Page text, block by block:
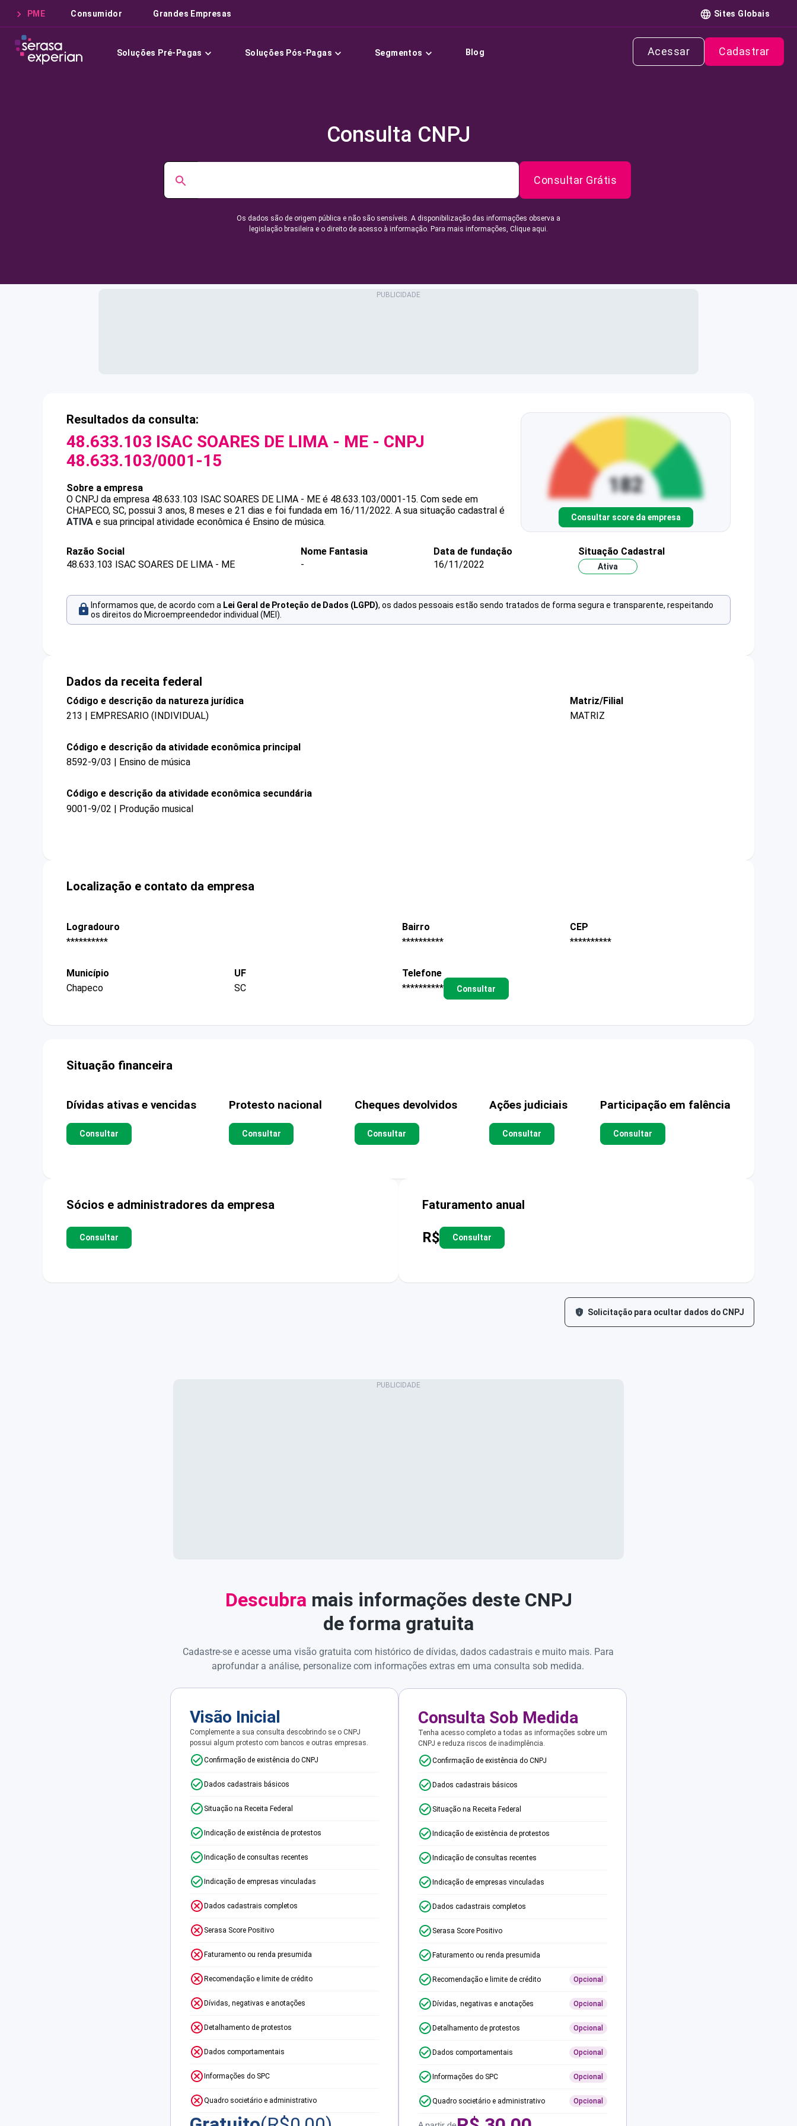
PME Consumidor Grandes Empresas Sites Globais
Soluções Pré-Pagas Soluções Pós-Pagas Segmentos Blog Acessar Cadastrar
Consulta CNPJ
Consultar Grátis
Os dados são de origem pública e não são sensíveis. A disponibilização das informações observa a
legislação brasileira e o direito de acesso à informação. Para mais informações, Clique aqui.
Resultados da consulta:
48.633.103 ISAC SOARES DE LIMA - ME - CNPJ
48.633.103/0001-15
Sobre a empresa
O CNPJ da empresa 48.633.103 ISAC SOARES DE LIMA - ME é 48.633.103/0001-15. Com sede em
CHAPECO, SC, possui 3 anos, 8 meses e 21 dias e foi fundada em 16/11/2022. A sua situação cadastral é
ATIVA e sua principal atividade econômica é Ensino de música. Consultar score da empresa
Razão Social
48.633.103 ISAC SOARES DE LIMA - ME
Nome Fantasia
-
Data de fundação
16/11/2022
Situação Cadastral
Ativa
Informamos que, de acordo com a Lei Geral de Proteção de Dados (LGPD), os dados pessoais estão sendo tratados de forma segura e transparente, respeitando
os direitos do Microempreendedor individual (MEI).
Dados da receita federal
Código e descrição da natureza jurídica
213 | EMPRESARIO (INDIVIDUAL)
Matriz/Filial
MATRIZ
Código e descrição da atividade econômica principal
8592-9/03 | Ensino de música
Código e descrição da atividade econômica secundária
9001-9/02 | Produção musical
Localização e contato da empresa
Logradouro
**********
Bairro
**********
CEP
**********
Município
Chapeco
UF
SC
Telefone
**********
Consultar
Situação financeira
Dívidas ativas e vencidas
Consultar
Protesto nacional
Consultar
Cheques devolvidos
Consultar
Ações judiciais
Consultar
Participação em falência
Consultar
Sócios e administradores da empresa
Consultar
Faturamento anual
R$ Consultar
Solicitação para ocultar dados do CNPJ
Descubra mais informações deste CNPJ
de forma gratuita
Cadastre-se e acesse uma visão gratuita com histórico de dívidas, dados cadastrais e muito mais. Para
aprofundar a análise, personalize com informações extras em uma consulta sob medida.
Visão Inicial
Complemente a sua consulta descobrindo se o CNPJ
possui algum protesto com bancos e outras empresas.
Confirmação de existência do CNPJ
Dados cadastrais básicos
Situação na Receita Federal
Indicação de existência de protestos
Indicação de consultas recentes
Indicação de empresas vinculadas
Dados cadastrais completos
Serasa Score Positivo
Faturamento ou renda presumida
Recomendação e limite de crédito
Dívidas, negativas e anotações
Detalhamento de protestos
Dados comportamentais
Informações do SPC
Quadro societário e administrativo
Consulta Sob Medida
Tenha acesso completo a todas as informações sobre um
CNPJ e reduza riscos de inadimplência.
Confirmação de existência do CNPJ
Dados cadastrais básicos
Situação na Receita Federal
Indicação de existência de protestos
Indicação de consultas recentes
Indicação de empresas vinculadas
Dados cadastrais completos
Serasa Score Positivo
Faturamento ou renda presumida
Recomendação e limite de crédito Opcional
Dívidas, negativas e anotações Opcional
Detalhamento de protestos Opcional
Dados comportamentais Opcional
Informações do SPC Opcional
Quadro societário e administrativo Opcional